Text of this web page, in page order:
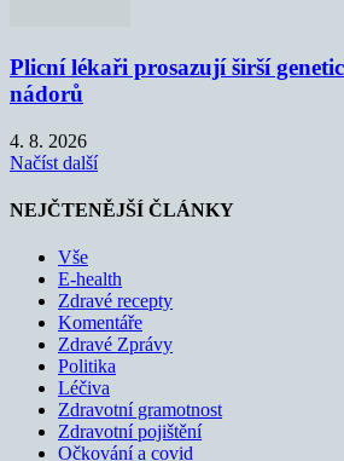
Plicní lékaři prosazují širší
nádorů
4. 8. 2026
Načíst další
NEJČTENĚJŠÍ ČLÁNKY
Vše
E-health
Zdravé recepty
Komentáře
Zdravé Zprávy
Politika
Léčiva
Zdravotní gramotnost
Zdravotní pojištění
Očkování a covid